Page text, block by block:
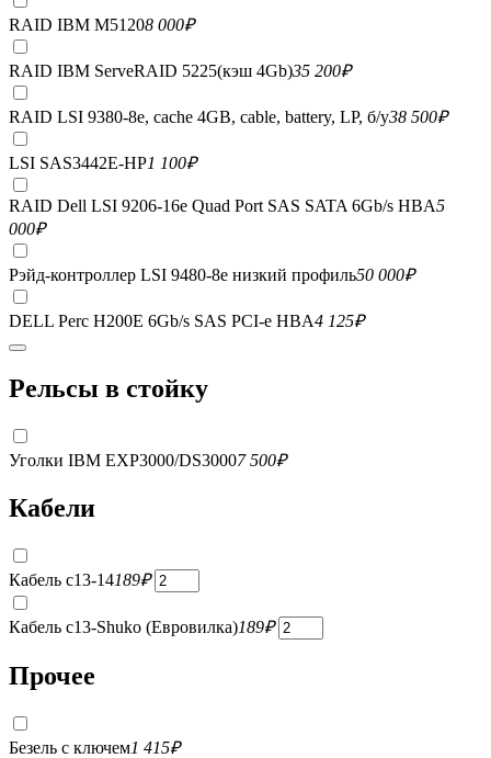
RAID IBM M51208 000₽
RAID IBM ServeRAID 5225(кэш 4Gb)35 200₽
RAID LSI 9380-8e, сache 4GB, cable, battery, LP, б/у38 500₽
LSI SAS3442E-HP1 100₽
RAID Dell LSI 9206-16e Quad Port SAS SATA 6Gb/s HBA5
000₽
Рэйд-контроллер LSI 9480-8e низкий профиль50 000₽
DELL Perc H200E 6Gb/s SAS PCI-e HBA4 125₽
Рельсы в стойку
Уголки IBM EXP3000/DS30007 500₽
Кабели
Кабель c13-14189₽
Кабель c13-Shuko (Евровилка)189₽
Прочее
Безель с ключем1 415₽